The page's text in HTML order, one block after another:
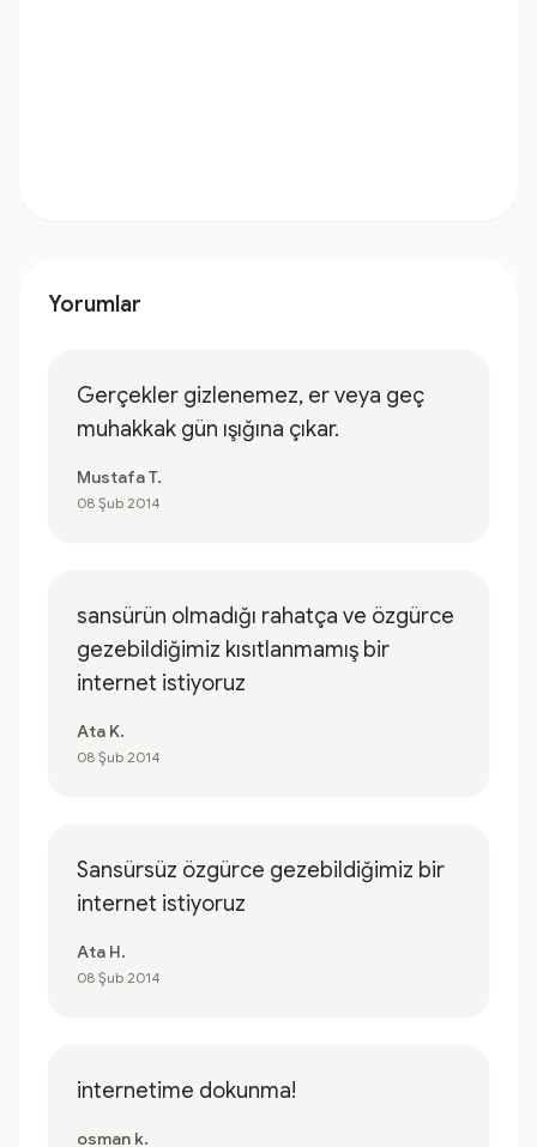
Yorumlar
Gerçekler gizlenemez, er veya geç
muhakkak gün ışığına çıkar.
Mustafa T.
08 Şub 2014
sansürün olmadığı rahatça ve özgürce
gezebildiğimiz kısıtlanmamış bir
internet istiyoruz
Ata K.
08 Şub 2014
Sansürsüz özgürce gezebildiğimiz bir
internet istiyoruz
Ata H.
08 Şub 2014
internetime dokunma!
osman k.